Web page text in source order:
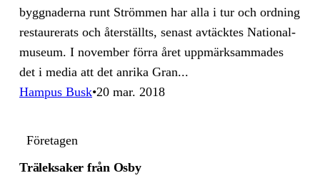
byggnaderna runt Strömmen har alla i tur och ordning
restaurerats och återställts, senast avtäcktes National­
museum. I november förra året upp­märk­sam­mades
det i media att det anrika Gran...
Hampus Busk 20 mar. 2018
Företagen
Träleksaker från Osby